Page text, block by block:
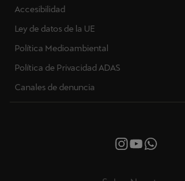
Accesibilidad
Ley de datos de la UE
Política Medioambiental
Política de Privacidad ADAS
Canales de denuncia